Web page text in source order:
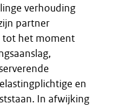
verhouding
partner
tot het moment
en
In afwijking